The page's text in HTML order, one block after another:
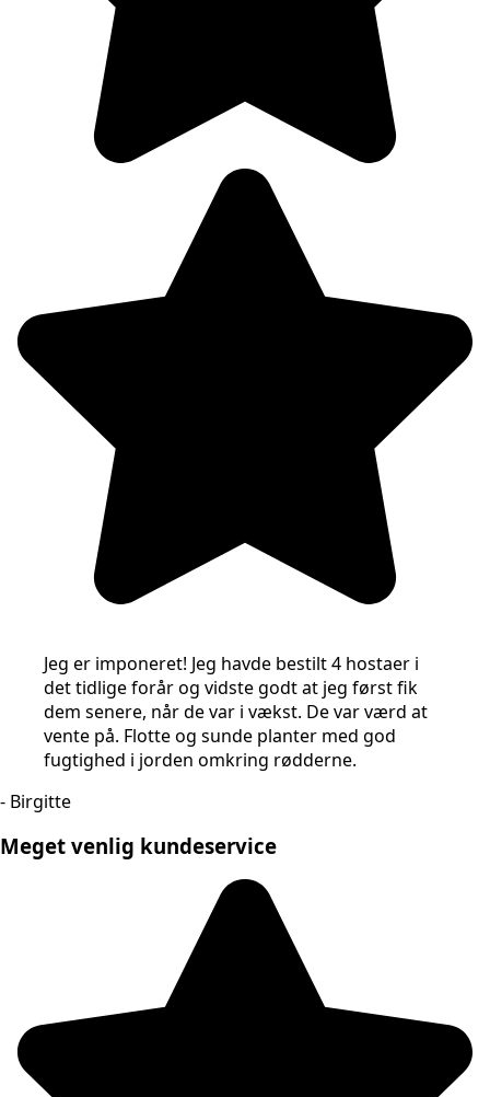
Jeg er imponeret! Jeg havde bestilt 4 hostaer i
det tidlige forår og vidste godt at jeg først fik
dem senere, når de var i vækst. De var værd at
vente på. Flotte og sunde planter med god
fugtighed i jorden omkring rødderne.
- Birgitte
Meget venlig kundeservice